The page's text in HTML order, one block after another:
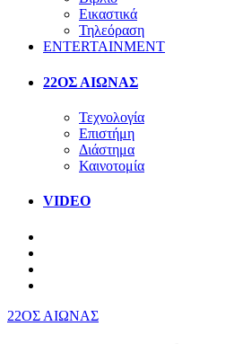
Εικαστικά
Τηλεόραση
ENTERTAINMENT
22ΟΣ ΑΙΩΝΑΣ
Τεχνολογία
Επιστήμη
Διάστημα
Καινοτομία
VIDEO
22ΟΣ ΑΙΩΝΑΣ